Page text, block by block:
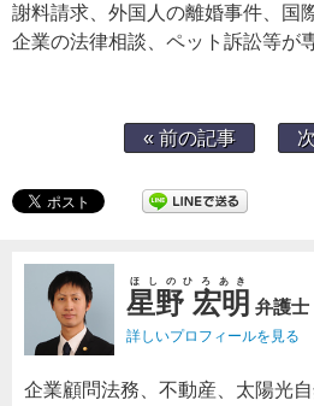
謝料請求、外国人の離婚事件、国
企業の法律相談、ペット訴訟等が
« 前の記事
星野 宏明
ほしのひろあき
弁護士
詳しいプロフィールを見る
企業顧問法務、不動産、太陽光